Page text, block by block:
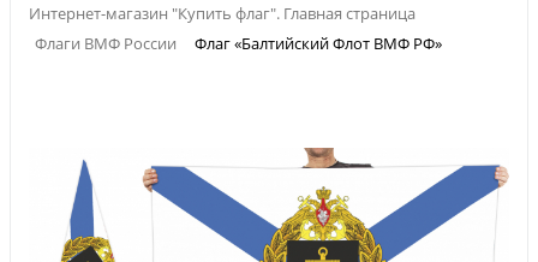
Интернет-магазин "Купить флаг". Главная страница
Флаги ВМФ России
Флаг «Балтийский Флот ВМФ РФ»